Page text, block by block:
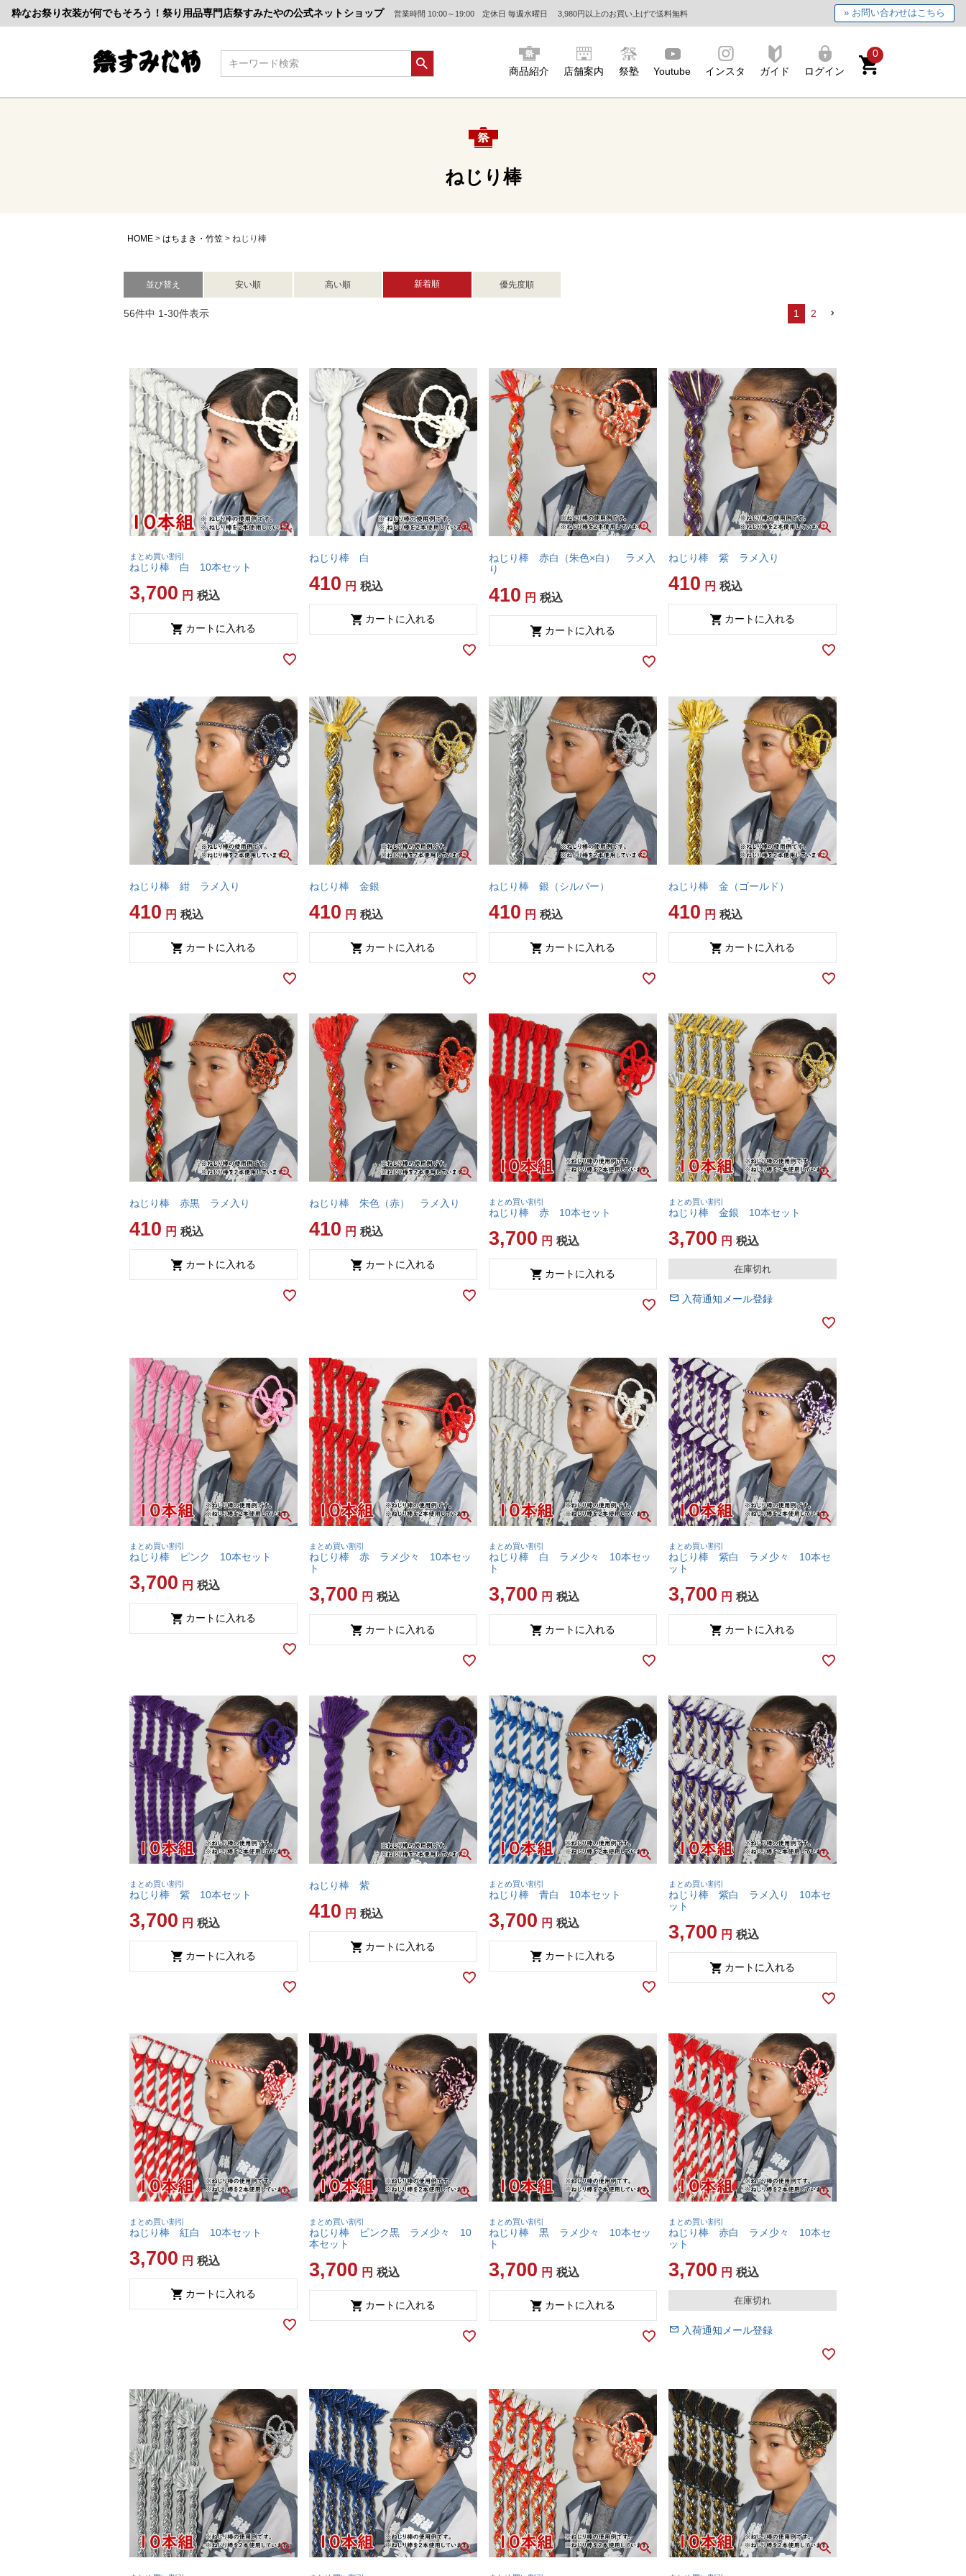
粋なお祭り衣装が何でもそろう！祭り用品専門店祭すみたやの公式ネットショップ 営業時間 10:00～19:00 定休日 毎週水曜日 3,980円以上のお買い上げで送料無料 » お問い合わせはこちら
商品紹介 店舗案内 祭塾 Youtube インスタ ガイド ログイン
0
ねじり棒
HOME はちまき・竹笠 ねじり棒
並び替え 安い順 高い順 新着順 優先度順
56件中 1-30件表示 1 2
まとめ買い割引
ねじり棒 白 10本セット
3,700 税込
カートに入れる
ねじり棒 白
410 税込
カートに入れる
ねじり棒 赤白（朱色×白） ラメ入
り
410 税込
カートに入れる
ねじり棒 紫 ラメ入り
410 税込
カートに入れる
ねじり棒 紺 ラメ入り
410 税込
カートに入れる
ねじり棒 金銀
410 税込
カートに入れる
ねじり棒 銀（シルバー）
410 税込
カートに入れる
ねじり棒 金（ゴールド）
410 税込
カートに入れる
ねじり棒 赤黒 ラメ入り
410 税込
カートに入れる
ねじり棒 朱色（赤） ラメ入り
410 税込
カートに入れる
まとめ買い割引
ねじり棒 赤 10本セット
3,700 税込
カートに入れる
まとめ買い割引
ねじり棒 金銀 10本セット
3,700 税込
在庫切れ
入荷通知メール登録
まとめ買い割引
ねじり棒 ピンク 10本セット
3,700 税込
カートに入れる
まとめ買い割引
ねじり棒 赤 ラメ少々 10本セッ
ト
3,700 税込
カートに入れる
まとめ買い割引
ねじり棒 白 ラメ少々 10本セッ
ト
3,700 税込
カートに入れる
まとめ買い割引
ねじり棒 紫白 ラメ少々 10本セ
ット
3,700 税込
カートに入れる
まとめ買い割引
ねじり棒 紫 10本セット
3,700 税込
カートに入れる
ねじり棒 紫
410 税込
カートに入れる
まとめ買い割引
ねじり棒 青白 10本セット
3,700 税込
カートに入れる
まとめ買い割引
ねじり棒 紫白 ラメ入り 10本セ
ット
3,700 税込
カートに入れる
まとめ買い割引
ねじり棒 紅白 10本セット
3,700 税込
カートに入れる
まとめ買い割引
ねじり棒 ピンク黒 ラメ少々 10
本セット
3,700 税込
カートに入れる
まとめ買い割引
ねじり棒 黒 ラメ少々 10本セッ
ト
3,700 税込
カートに入れる
まとめ買い割引
ねじり棒 赤白 ラメ少々 10本セ
ット
3,700 税込
在庫切れ
入荷通知メール登録